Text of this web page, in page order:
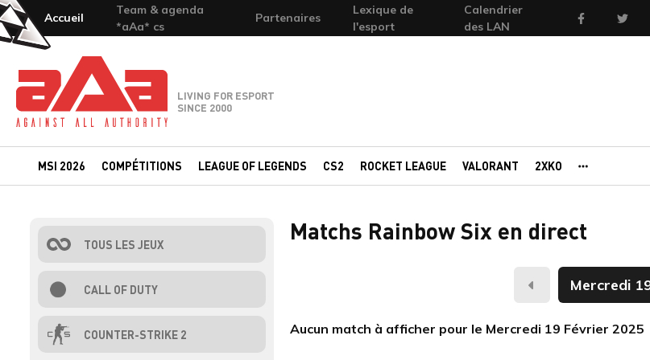
Accueil
Team & agenda
*aAa* cs
Partenaires
Lexique de
l'esport
Calendrier
des LAN
FacebookTwitter
Team-aAa - against All authority
LIVING FOR ESPORT
SINCE 2000
MSI 2026 COMPÉTITIONS LEAGUE OF LEGENDS CS2 ROCKET LEAGUE VALORANT 2XKO
TOUS LES JEUX
CALL OF DUTY
COUNTER-STRIKE 2
Matchs Rainbow Six en direct
Hier
Aucun match à afficher pour le Mercredi 19 Février 2025